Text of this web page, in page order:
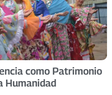
como Patrimonio
Humanidad